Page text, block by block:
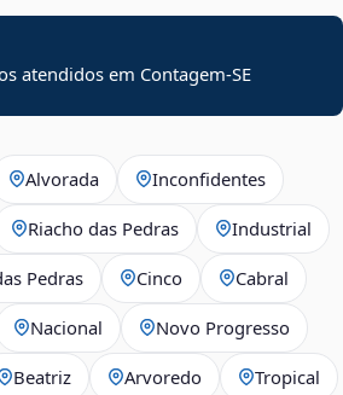
atendidos em Contagem-SE
Alvorada Inconfidentes
Riacho das Pedras Industrial
Pedras Cinco Cabral
Nacional Novo Progresso
Beatriz Arvoredo Tropical